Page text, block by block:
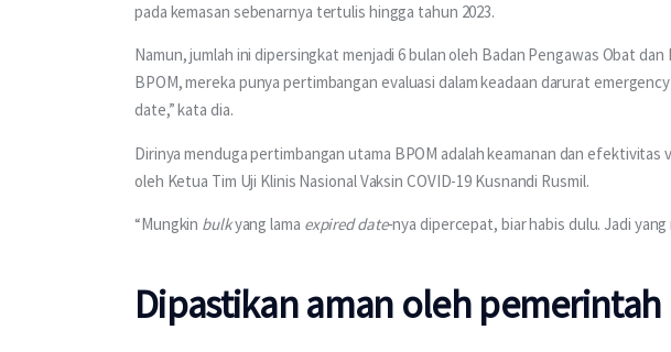
pada kemasan sebenarnya tertulis hingga tahun 2023.
Namun, jumlah ini dipersingkat menjadi 6 bulan oleh Badan Pengawas Obat dan
BPOM, mereka punya pertimbangan evaluasi dalam keadaan darurat
date,” kata dia.
Dirinya menduga pertimbangan utama BPOM adalah keamanan dan efektivitas
oleh Ketua Tim Uji Klinis Nasional Vaksin COVID-19 Kusnandi Rusmil.
“Mungkin bulk yang lama expired date-nya dipercepat, biar habis dulu. Jadi
Dipastikan aman oleh pemerintah